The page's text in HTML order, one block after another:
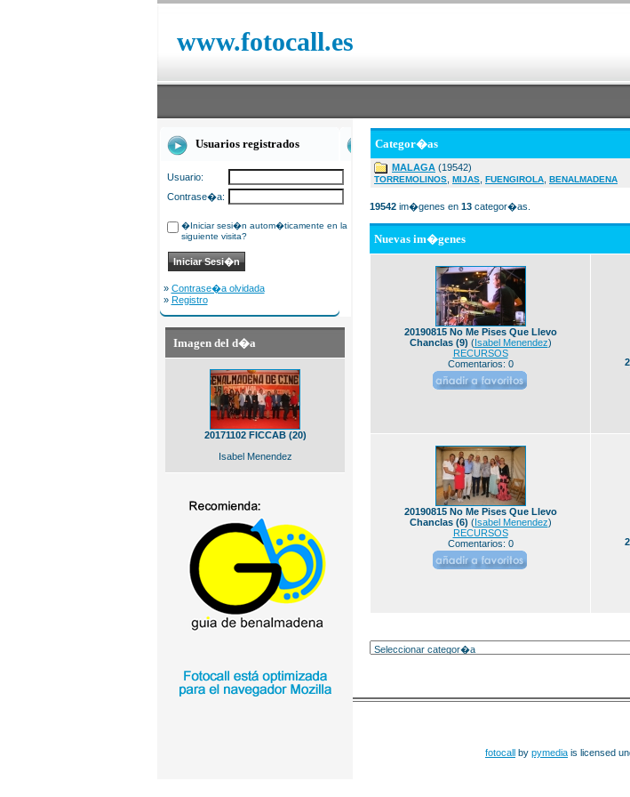
www.fotocall.es
Usuarios registrados
Usuario:
Contrase�a:
�Iniciar sesi�n autom�ticamente en la
siguiente visita?
» Contrase�a olvidada
» Registro
Imagen del d�a
20171102 FICCAB (20)
Isabel Menendez
Categor�as
MALAGA (19542)
TORREMOLINOS MIJAS FUENGIROLA BENALMADENA
19542 im�genes en 13 categor�as.
Nuevas im�genes
20190815 No Me Pises Que Llevo
Chanclas (9) (Isabel Menendez)
RECURSOS
Comentarios: 0
20190815 No Me Pises Que Llevo
Chanclas (6) (Isabel Menendez)
RECURSOS
Comentarios: 0
fotocall by pymedia is licensed